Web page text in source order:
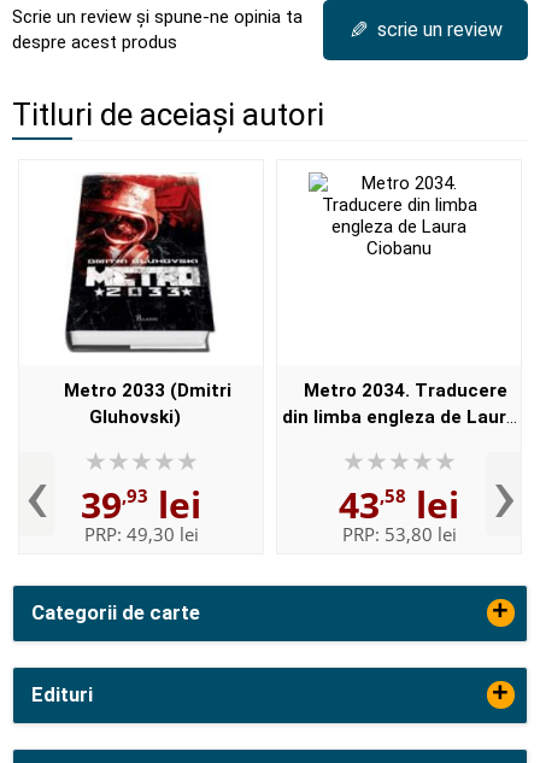
Categorii de carte +
Edituri +
Scrie un review și spune-ne opinia ta
despre acest produs
✎ scrie un review
Titluri de aceiași autori
‹
Metro 2033 (Dmitri
Gluhovski)
39,93 lei
PRP: 49,30 lei
Metro 2034. Traducere
din limba engleza de Laura
43,58 lei
PRP: 53,80 lei ›